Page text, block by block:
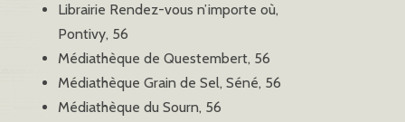
Librairie Rendez-vous n’importe où,
Pontivy, 56
Médiathèque de Questembert, 56
Médiathèque Grain de Sel, Séné, 56
Médiathèque du Sourn, 56